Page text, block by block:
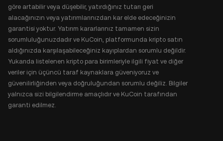
göre artabilir veya düşebilir, yatırdığınız tutarı geri
alacağınızın veya yatırımlarınızdan kar elde edeceğinizin
garantisi yoktur. Yatırım kararlarınız tamamen sizin
sorumluluğunuzdadır ve KuCoin, platformunda kripto satın
aldığınızda karşılaşabileceğiniz kayıplardan sorumlu değildir.
Yukarıda listelenen kripto para birimleriyle ilgili fiyat ve diğer
veriler için üçüncü taraf kaynaklara güveniyoruz ve
güvenilirliğinden veya doğruluğundan sorumlu değiliz. Bilgiler
yalnızca sizi bilgilendirme amaçlıdır ve KuCoin tarafından
garanti edilmez.